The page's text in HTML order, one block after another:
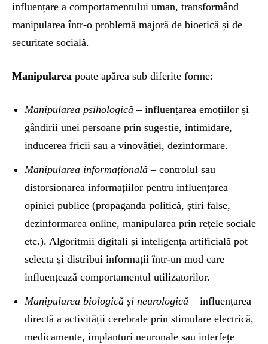
influențare a comportamentului uman, transformând
manipularea într-o problemă majoră de bioetică și de
securitate socială.
Manipularea poate apărea sub diferite forme:
Manipularea psihologică– influențarea emoțiilor și
gândirii unei persoane prin sugestie, intimidare,
inducerea fricii sau a vinovăției, dezinformare.
Manipularea informațională – controlul sau
distorsionarea informațiilor pentru influențarea
opiniei publice (propaganda politică, știri false,
dezinformarea online, manipularea prin rețele sociale
etc.). Algoritmii digitali și inteligența artificială pot
selecta și distribui informații într-un mod care
influențează comportamentul utilizatorilor.
Manipularea biologică și neurologică– influențarea
directă a activității cerebrale prin stimulare electrică,
medicamente, implanturi neuronale sau interfețe